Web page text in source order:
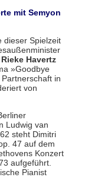
mit Semyon
dieser Spielzeit
Rieke Havertz
»Goodbye
in
von
Ludwig van
steht Dimitri
47 auf dem
Konzert
aufgeführt.
Pianist